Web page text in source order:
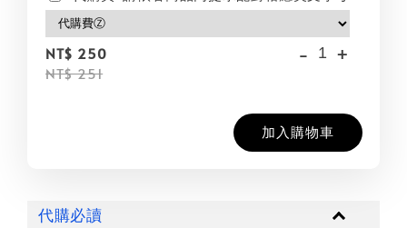
NT$ 250
NT$ 251
- +
加入購物車
代購必讀